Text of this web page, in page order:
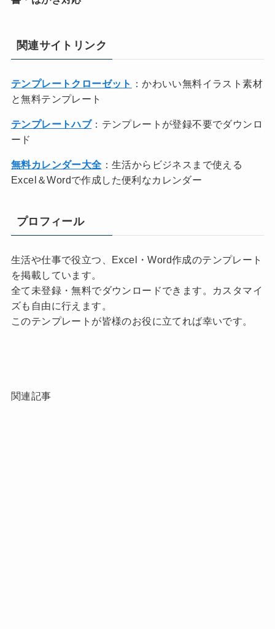
関連サイトリンク
テンプレートクローゼット
：かわいい無料イラスト素材
と無料テンプレート
テンプレートハブ：テンプレートが登録不要でダウンロ
ード
無料カレンダー大全 ：生活からビジネスまで使える
Excel＆Wordで作成した便利なカレンダー
プロフィール
生活や仕事で役立つ、Excel・Word作成のテンプレート
を掲載しています。
全て未登録・無料でダウンロードできます。カスタマイ
ズも自由に行えます。
このテンプレートが皆様のお役に立てれば幸いです。
関連記事